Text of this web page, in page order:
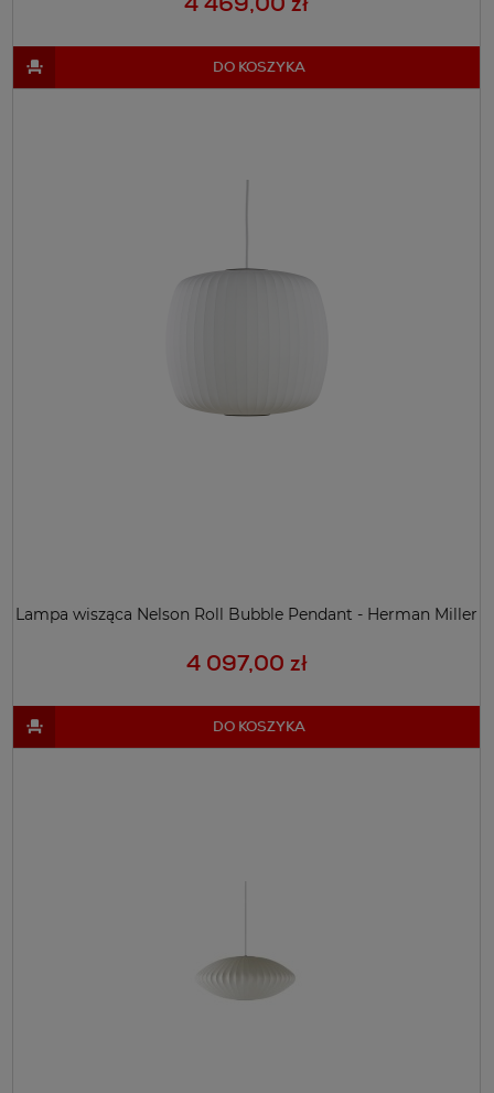
DO KOSZYKA
Lampa wisząca Nelson Roll Bubble Pendant - Herman Miller
4 097,00 zł
DO KOSZYKA